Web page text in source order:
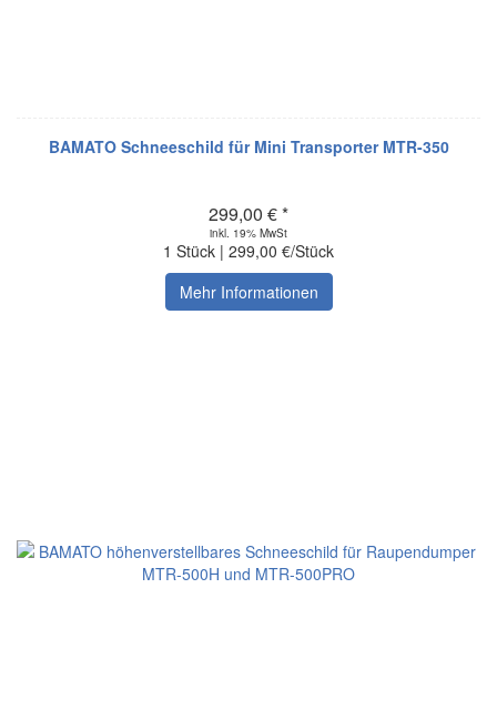
BAMATO Schneeschild für Mini Transporter MTR-350
299,00 € *
inkl. 19% MwSt
1 Stück | 299,00 €/Stück
Mehr Informationen